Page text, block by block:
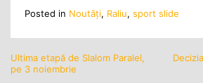
Posted in Noutăţi, Raliu, sport slide
Navigare
Ultima etapă de Slalom Paralel,
pe 3 noiembrie